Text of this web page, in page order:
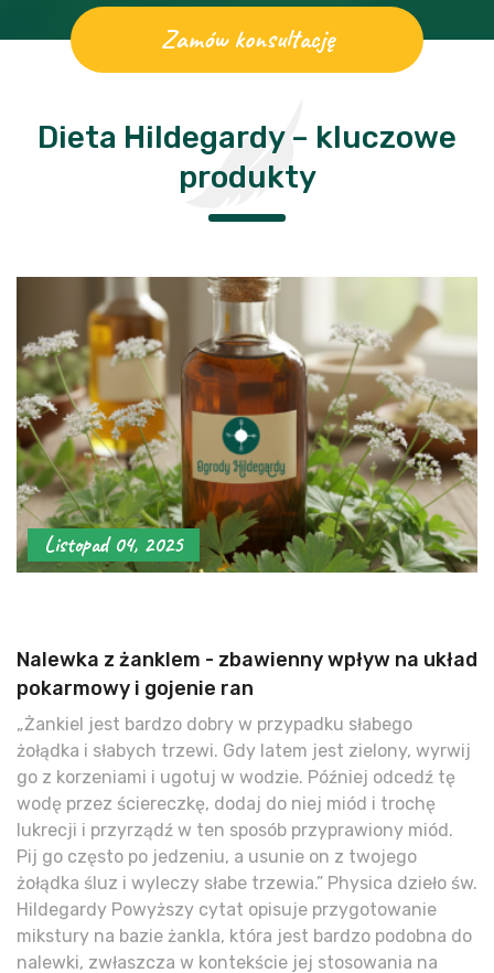
Zamów konsultację
Dieta Hildegardy – kluczowe
produkty
Listopad 04, 2025
Nalewka z żanklem - zbawienny wpływ na układ
pokarmowy i gojenie ran
„Żankiel jest bardzo dobry w przypadku słabego
żołądka i słabych trzewi. Gdy latem jest zielony, wyrwij
go z korzeniami i ugotuj w wodzie. Później odcedź tę
wodę przez ściereczkę, dodaj do niej miód i trochę
lukrecji i przyrządź w ten sposób przyprawiony miód.
Pij go często po jedzeniu, a usunie on z twojego
żołądka śluz i wyleczy słabe trzewia.” Physica dzieło św.
Hildegardy Powyższy cytat opisuje przygotowanie
mikstury na bazie żankla, która jest bardzo podobna do
nalewki, zwłaszcza w kontekście jej stosowania na